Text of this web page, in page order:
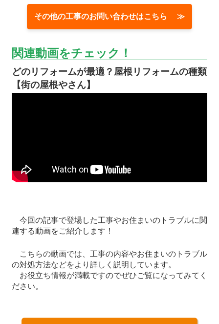
その他の工事のお問い合わせはこちら ≫
関連動画をチェック！
どのリフォームが最適？屋根リフォームの種類
【街の屋根やさん】
今回の記事で登場した工事やお住まいのトラブルに関
連する動画をご紹介します！
こちらの動画では、工事の内容やお住まいのトラブル
の対処方法などをより詳しく説明しています。
お役立ち情報が満載ですのでぜひご覧になってみてく
ださい。